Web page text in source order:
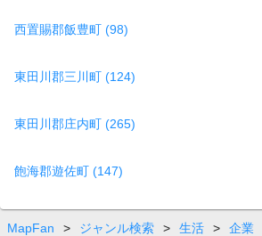
西置賜郡飯豊町 (98)
東田川郡三川町 (124)
東田川郡庄内町 (265)
飽海郡遊佐町 (147)
MapFan > ジャンル検索 > 生活 > 企業